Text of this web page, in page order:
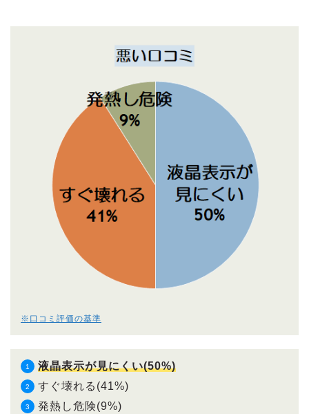
※口コミ評価の基準
液晶表示が見にくい(50%)
すぐ壊れる(41%)
発熱し危険(9%)